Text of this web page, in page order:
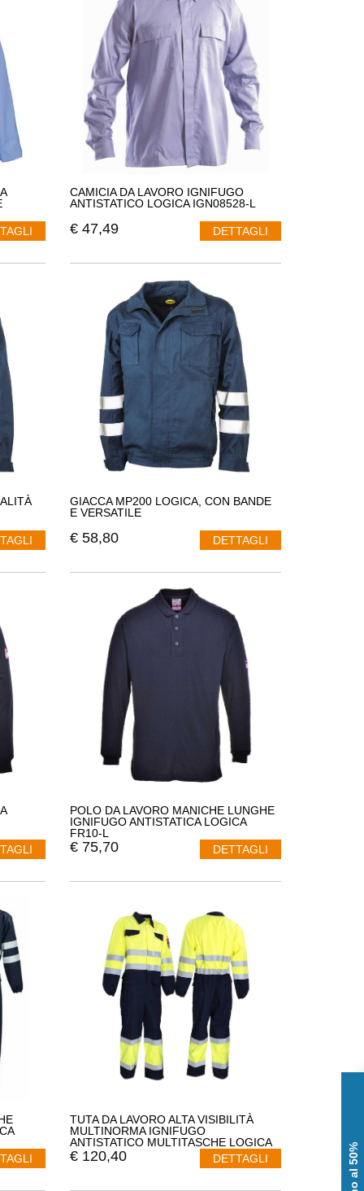
CAMICIA DA LAVORO IGNIFUGO
ANTISTATICO LOGICA IGN08528-L
€ 47,49 DETTAGLI
GIACCA MP200 LOGICA, CON BANDE
E VERSATILE
€ 58,80 DETTAGLI
POLO DA LAVORO MANICHE LUNGHE
IGNIFUGO ANTISTATICA LOGICA
FR10-L
€ 75,70 DETTAGLI
TUTA DA LAVORO ALTA VISIBILITÀ
MULTINORMA IGNIFUGO
ANTISTATICO MULTITASCHE LOGICA
CORSICA-L
€ 120,40 DETTAGLI